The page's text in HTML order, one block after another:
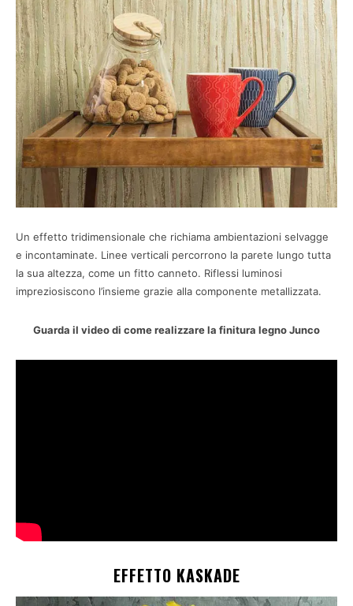
Un effetto tridimensionale che richiama ambientazioni selvagge
e incontaminate. Linee verticali percorrono la parete lungo tutta
la sua altezza, come un fitto canneto. Riflessi luminosi
impreziosiscono l’insieme grazie alla componente metallizzata.
Guarda il video di come realizzare la finitura legno Junco
EFFETTO KASKADE